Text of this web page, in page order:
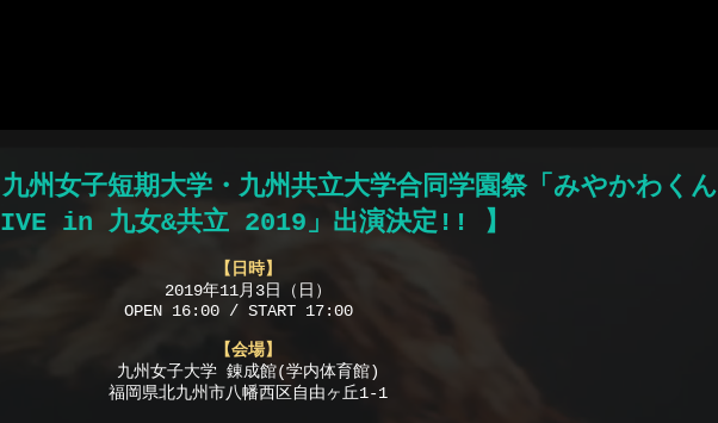
州女子短期大学・九州共立大学合同学園祭「みやかわくん
in 九女&共立 2019」出演決定!! 】
【日時】
2019年11月3日（日）
OPEN 16:00 / START 17:00
【会場】
九州女子大学 錬成館(学内体育館)
福岡県北九州市八幡西区自由ヶ丘1-1